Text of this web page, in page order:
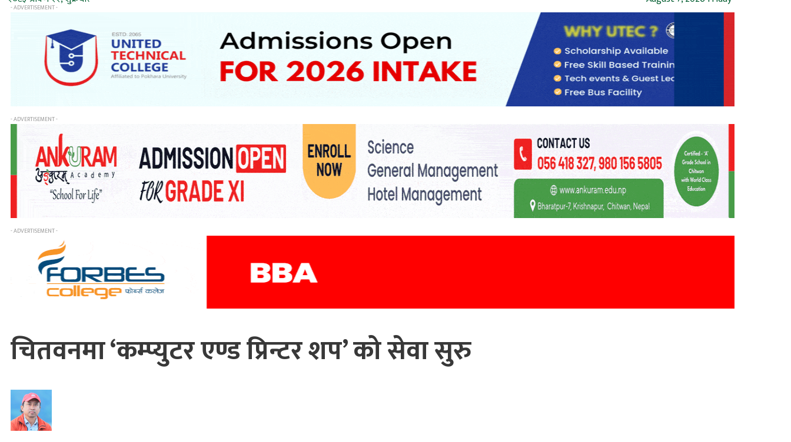
- ADVERTISEMENT -
- ADVERTISEMENT -
- ADVERTISEMENT -
चितवनमा ‘कम्प्युटर एण्ड प्रिन्टर शप’ को सेवा सुरु